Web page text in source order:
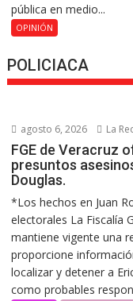
pública en medio...
OPINIÓN
POLICIACA
agosto 6, 2026 La
FGE de Veracruz
presuntos
Douglas.
*Los hechos en Juan
electorales La Fiscalía
mantiene vigente una
proporcione
localizar y detener a
como probables